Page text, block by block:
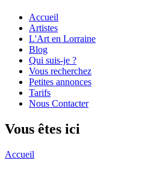
Accueil
Artistes
L'Art en Lorraine
Blog
Qui suis-je ?
Vous recherchez
Petites annonces
Tarifs
Nous Contacter
Vous êtes ici
Accueil